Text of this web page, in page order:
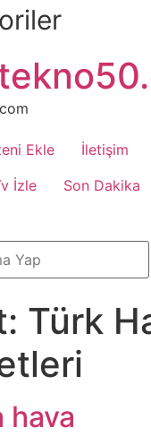
Ekle İletişim
İzle Son Dakika
Türk
hava